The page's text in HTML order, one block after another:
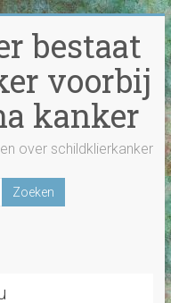
bestaat
voorbij
kanker
over schildklierkanker